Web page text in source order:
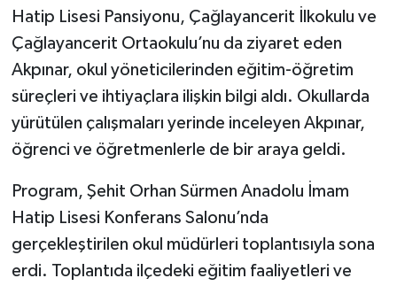
Hatip Lisesi Pansiyonu, Çağlayancerit İlkokulu ve
Çağlayancerit Ortaokulu’nu da ziyaret eden
Akpınar, okul yöneticilerinden eğitim-öğretim
süreçleri ve ihtiyaçlara ilişkin bilgi aldı. Okullarda
yürütülen çalışmaları yerinde inceleyen Akpınar,
öğrenci ve öğretmenlerle de bir araya geldi.
Program, Şehit Orhan Sürmen Anadolu İmam
Hatip Lisesi Konferans Salonu’nda
gerçekleştirilen okul müdürleri toplantısıyla sona
erdi. Toplantıda ilçedeki eğitim faaliyetleri ve